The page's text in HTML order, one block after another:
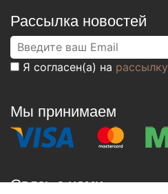
Рассылка новостей
Я согласен(а) на рассылку
Мы принимаем
Связь с нами